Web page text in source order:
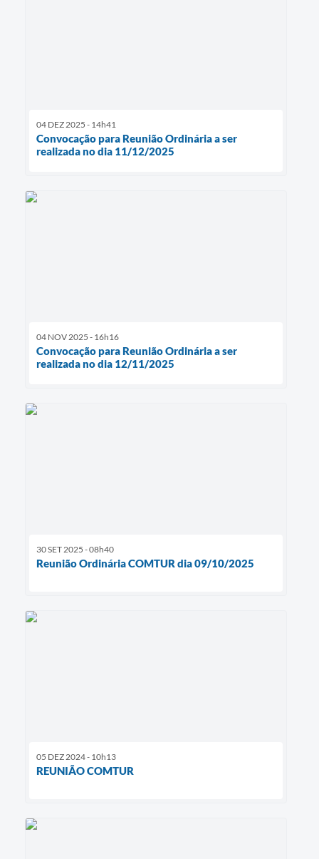
04 DEZ 2025 - 14h41
Convocação para Reunião Ordinária a ser
realizada no dia 11/12/2025
04 NOV 2025 - 16h16
Convocação para Reunião Ordinária a ser
realizada no dia 12/11/2025
30 SET 2025 - 08h40
Reunião Ordinária COMTUR dia 09/10/2025
05 DEZ 2024 - 10h13
REUNIÃO COMTUR